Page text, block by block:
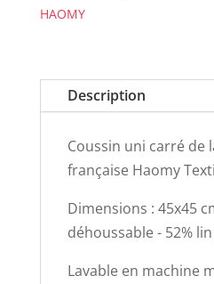
HAOMY
Description
Coussin uni carré de
française Haomy
Dimensions : 45x45
déhoussable - 52%
Lavable en machine